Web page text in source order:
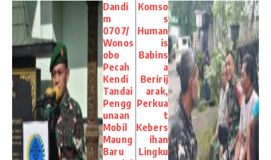
Dandi
m
0707/
Wonos
obo
Pecah
Kendi
Tandai
Pengg
unaan
Mobil
Maung
Baru
Komso
s
Human
is
Babins
a
Beririj
arak,
Perkua
t
Kebers
ihan
Lingku